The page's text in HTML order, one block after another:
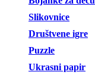
Slikovnice
Društvene igre
Puzzle
Ukrasni papir